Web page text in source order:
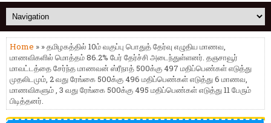
Home » » தமிழகத்தில் 10ம் வகுப்பு பொதுத் தேர்வு எழுதிய மாணவ,
மாணவிகளில் மொத்தம் 86.2% பேர் தேர்ச்சி அடைந்துள்ளனர். தஞசாவூர்
மாவட்டத்தை சேர்ந்த மாணவன் ஸ்ரீநாத் 500க்கு 497 மதிப்பெண்கள் எடுத்து
முதலிடமும், 2 வது ரேங்கை 500க்கு 496 மதிப்பெண்கள் எடுத்து 6 மாணவ,
மாணவிகளும் , 3 வது ரேங்கை 500க்கு 495 மதிப்பெண்கள் எடுத்து 11 பேரும்
பிடித்தனர்.